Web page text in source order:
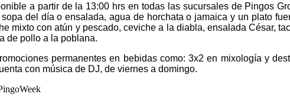
a partir de la 13:00 hrs en todas las sucursales de Pingos
del día o ensalada, agua de horchata o jamaica y un plato
mixto con atún y pescado, ceviche a la diabla, ensalada César,
de pollo a la poblana.
permanentes en bebidas como: 3x2 en mixología y
con música de DJ, de viernes a domingo.